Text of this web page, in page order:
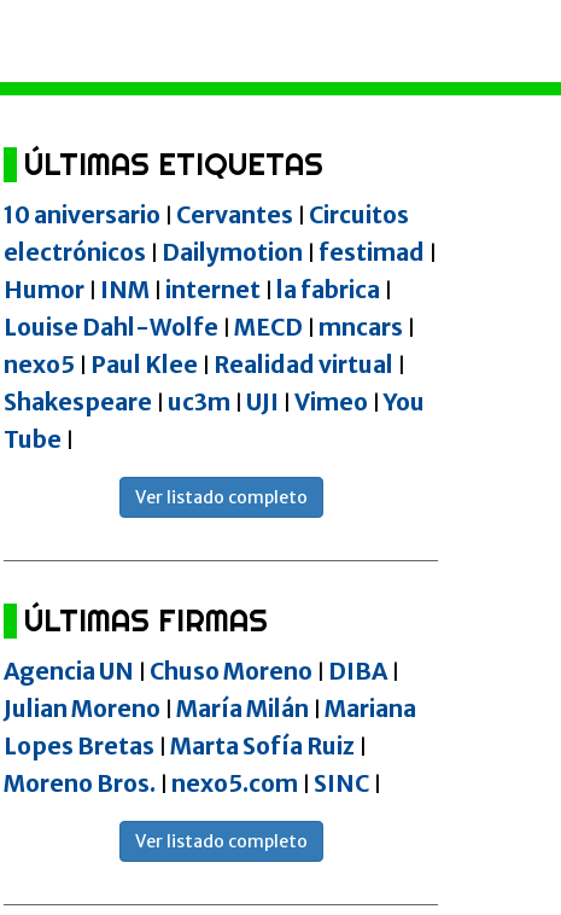
ÚLTIMAS ETIQUETAS
10 aniversario Cervantes
Circuitos
electrónicos
Dailymotion festimad
Humor INM internet la fabrica
Louise Dahl-Wolfe MECD mncars
nexo5 Paul Klee Realidad virtual
Shakespeare uc3m UJI Vimeo |You
Tube
Ver listado completo
ÚLTIMAS FIRMAS
Agencia UN Chuso Moreno DIBA
Julian Moreno María Milán Mariana
Lopes Bretas Marta Sofía Ruiz
Moreno Bros. nexo5.com SINC
Ver listado completo